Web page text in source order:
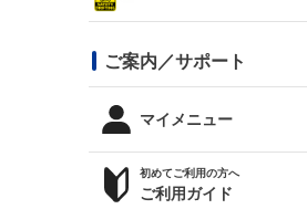
スタイリッシュライン
ボンネット
カナード
外装・補修パーツ
リアウイング
リアゲート
DTM:exclusive
まつど家 鉄八
JZX110 マークⅡ
シルビア S14 前期
シルビア S15
RX-7
スバル
BRZ
レクサス
三菱
デリカ D:5
軽自動車
コンバットアイ用ライト
オプションタイヤ
サマータイヤ
ジムニー用タイヤ
ホイールナット
ステッカー
トップス(半袖)
トップス(長袖)
ご案内／サポート
マイメニュー
ログインする
初めてご利用の方へ
ご利用ガイド